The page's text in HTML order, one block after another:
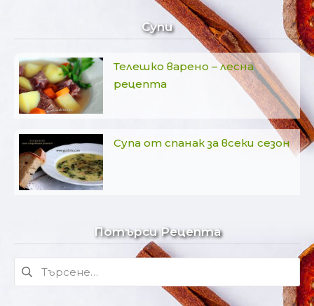
Супи
Телешко варено – лесна
рецепта
Супа от спанак за всеки сезон
Потърси Рецепта
Търсене
за: